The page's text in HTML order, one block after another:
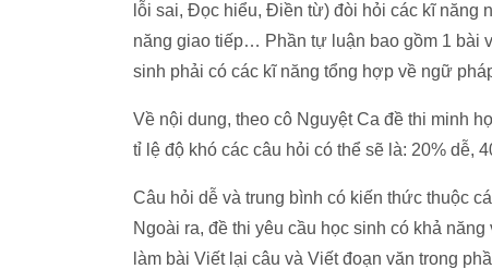
lỗi sai, Đọc hiểu, Điền từ) đòi hỏi các kĩ năng
năng giao tiếp… Phần tự luận bao gồm 1 bài
sinh phải có các kĩ năng tổng hợp về ngữ
Về nội dung, theo cô Nguyệt Ca đề thi minh
tỉ lệ độ khó các câu hỏi có thể sẽ là: 20% dễ,
Câu hỏi dễ và trung bình có kiến thức thuộc
Ngoài ra, đề thi yêu cầu học sinh có khả
làm bài Viết lại câu và Viết đoạn văn trong